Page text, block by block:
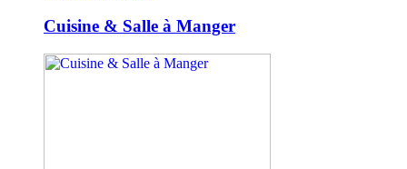
Cuisine & Salle à Manger